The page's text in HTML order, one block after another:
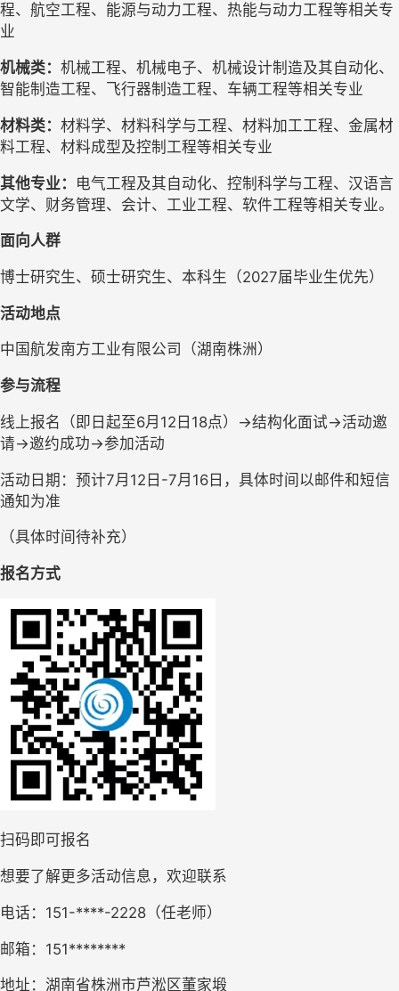
程、航空工程、能源与动力工程、热能与动力工程等相关专
业
机械类： 机械工程、机械电子、机械设计制造及其自动化、
智能制造工程、飞行器制造工程、车辆工程等相关专业
材料类： 材料学、材料科学与工程、材料加工工程、金属材
料工程、材料成型及控制工程等相关专业
其他专业： 电气工程及其自动化、控制科学与工程、汉语言
文学、财务管理、会计、工业工程、软件工程等相关专业。
面向人群
博士研究生、硕士研究生、本科生（2027届毕业生优先）
活动地点
中国航发南方工业有限公司（湖南株洲）
参与流程
线上报名（即日起至6月12日18点）→结构化面试→活动邀
请→邀约成功→参加活动
活动日期：预计7月12日-7月16日，具体时间以邮件和短信
通知为准
（具体时间待补充）
报名方式
扫码即可报名
想要了解更多活动信息，欢迎联系
电话：151-****-2228（任老师）
邮箱：151********
地址：湖南省株洲市芦淞区董家塅